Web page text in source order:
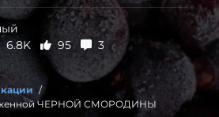
6.8K 95
3
/
ЧЕРНОЙ СМОРОДИНЫ